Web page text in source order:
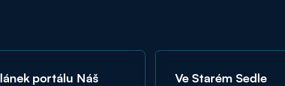
portálu Náš
Ve Starém Sedle